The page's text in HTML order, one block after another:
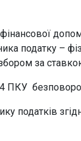
податку –
за
ПКУ
податків